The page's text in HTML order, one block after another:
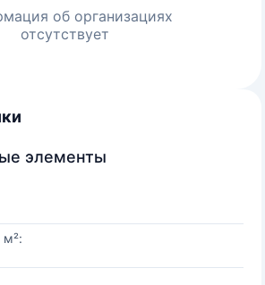
об организациях
отсутствует
элементы
м²: